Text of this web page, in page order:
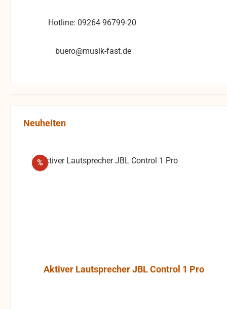
Hotline: 09264 96799-20
buero@musik-fast.de
Produktgalerie überspringen
Neuheiten
%Rabatt
Aktiver Lautsprecher JBL Control 1 Pro